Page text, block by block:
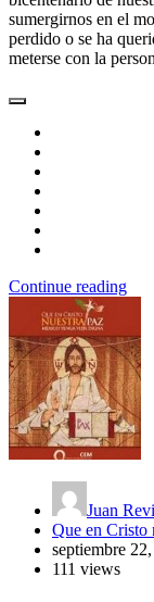
sumergirnos en el
perdido o se ha
meterse con la
Continue reading
Juan
Que en Cristo
septiembre
111 views